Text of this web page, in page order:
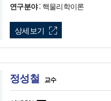
연구분야: 핵물리학이론
상세보기
정성철 교수